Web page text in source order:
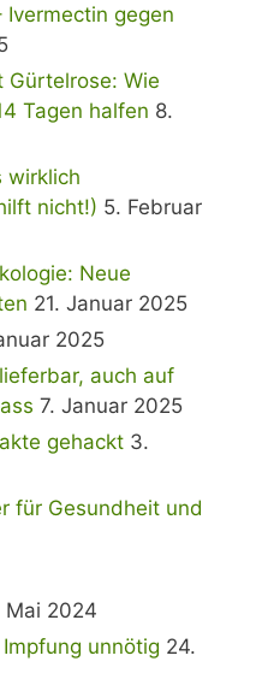
gegen
Gürtelrose: Wie
Tagen halfen 8.
wirklich
nicht!) 5. Februar
Neue
21. Januar 2025
2025
auch auf
7. Januar 2025
gehackt 3.
für Gesundheit und
Mai 2024
unnötig 24.